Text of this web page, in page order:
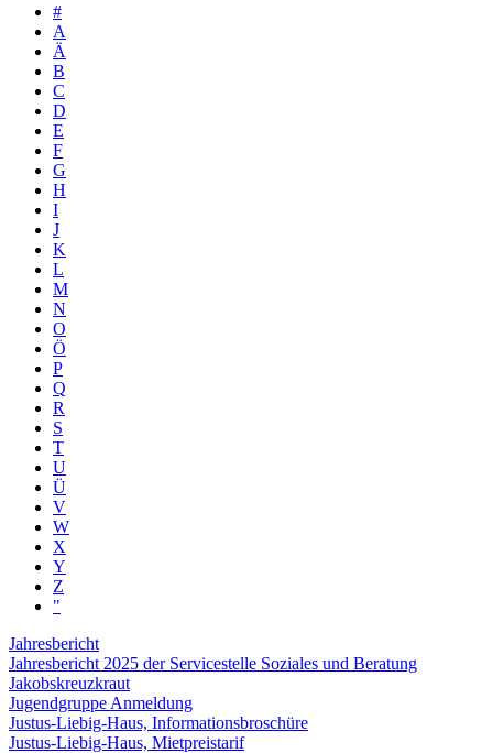
#
A
Ä
B
C
D
E
F
G
H
I
J
K
L
M
N
O
Ö
P
Q
R
S
T
U
Ü
V
W
X
Y
Z
"
Jahresbericht
Jahresbericht 2025 der Servicestelle Soziales und Beratung
Jakobskreuzkraut
Jugendgruppe Anmeldung
Justus-Liebig-Haus, Informationsbroschüre
Justus-Liebig-Haus, Mietpreistarif